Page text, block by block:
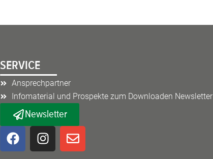
SERVICE
Ansprechpartner
Infomaterial und Prospekte zum Downloaden Newsletter
Newsletter
F
a
I
n
E
n